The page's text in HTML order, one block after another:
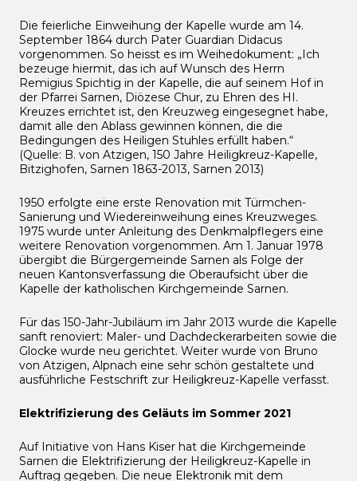
Die feierliche Einweihung der Kapelle wurde am 14.
September 1864 durch Pater Guardian Didacus
vorgenommen. So heisst es im Weihedokument: „Ich
bezeuge hiermit, das ich auf Wunsch des Herrn
Remigius Spichtig in der Kapelle, die auf seinem Hof in
der Pfarrei Sarnen, Diözese Chur, zu Ehren des HI.
Kreuzes errichtet ist, den Kreuzweg eingesegnet habe,
damit alle den Ablass gewinnen können, die die
Bedingungen des Heiligen Stuhles erfüllt haben.“
(Quelle: B. von Atzigen, 150 Jahre Heiligkreuz-Kapelle,
Bitzighofen, Sarnen 1863-2013, Sarnen 2013)
1950 erfolgte eine erste Renovation mit Türmchen-
Sanierung und Wiedereinweihung eines Kreuzweges.
1975 wurde unter Anleitung des Denkmalpflegers eine
weitere Renovation vorgenommen. Am 1. Januar 1978
übergibt die Bürgergemeinde Sarnen als Folge der
neuen Kantonsverfassung die Oberaufsicht über die
Kapelle der katholischen Kirchgemeinde Sarnen.
Für das 150-Jahr-Jubiläum im Jahr 2013 wurde die Kapelle
sanft renoviert: Maler- und Dachdeckerarbeiten sowie die
Glocke wurde neu gerichtet. Weiter wurde von Bruno
von Atzigen, Alpnach eine sehr schön gestaltete und
ausführliche Festschrift zur Heiligkreuz-Kapelle verfasst.
Elektrifizierung des Geläuts im Sommer 2021
Auf Initiative von Hans Kiser hat die Kirchgemeinde
Sarnen die Elektrifizierung der Heiligkreuz-Kapelle in
Auftrag gegeben. Die neue Elektronik mit dem